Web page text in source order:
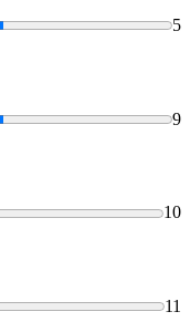
5
9
10
11